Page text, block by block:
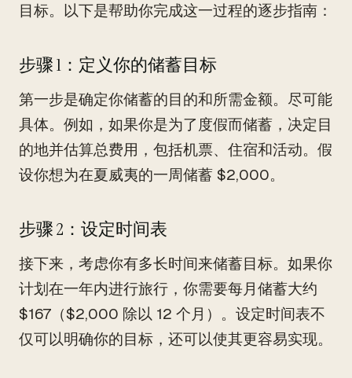
目标。以下是帮助你完成这一过程的逐步指南：
步骤 1：定义你的储蓄目标
第一步是确定你储蓄的目的和所需金额。尽可能
具体。例如，如果你是为了度假而储蓄，决定目
的地并估算总费用，包括机票、住宿和活动。假
设你想为在夏威夷的一周储蓄 $2,000。
步骤 2：设定时间表
接下来，考虑你有多长时间来储蓄目标。如果你
计划在一年内进行旅行，你需要每月储蓄大约
$167（$2,000 除以 12 个月）。设定时间表不
仅可以明确你的目标，还可以使其更容易实现。